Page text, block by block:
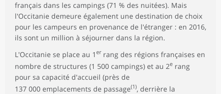
français dans les campings (71 % des nuitées). Mais
l'Occitanie demeure également une destination de choix
pour les campeurs en provenance de l'étranger : en 2016,
ils sont un million à séjourner dans la région.
L'Occitanie se place au 1 errang des régions françaises en
nombre de structures (1 500 campings) et au 2e rang
pour sa capacité d'accueil (près de
137 000 emplacements de passage(1), derrière la